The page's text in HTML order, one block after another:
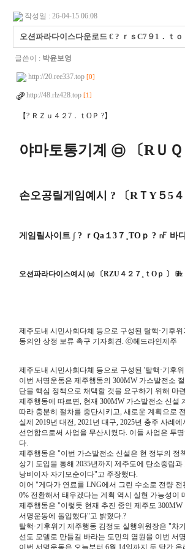
작성일 : 26-04-15 06:08
오션파라다이스다운로드 € ? ｒｓC7９1．ｔ
글쓴이 : 박윤보영
http://20.ree337.top [0]
http://48.rlz428.top [1]
【? ＲＺｕ４２7．ｔOＰ ?】
야마토통기계 ㉤ 〔RＵ
손오공릴게임예시 ? 〔RＴY５5
게임릴사이트 ∫ ? ｒQa１3７¸TOｐ ? ㎋ 바
오션파라다이스예시 ㈅ 〔RZU４２７¸ｔOｐ 〕
제주도내 시민사회다체 등으로 구성된 탈핵·기후
동의안 상정 보류 촉구 기자회견. ⓒ헤드라인제주
제주도내 시민사회다체 등으로 구성된 '탈핵·기후
이번 서명운동은 제주행동의 300MW 가스발전소
단을 핵심 정책으로 채택할 것을 요구하기 위해 마
제주행동에 따르면, 현재 300MW 가스발전소 신설
따라 충분히 절차를 중단시키고, 새로운 계획으로
실제 2019년 대전, 2021년 대구, 2025년 충주 사례
선언함으로써 사업을 무산시켰다. 이들 사업은 투
다.
제주행동은 "이번 가스발전소 신설은 현 정부의 정
상기 도입을 통해 2035년까지 제주도에 탄소중립
낭비이자 자기모순이다"고 주장했다.
이어 "게다가 연료를 LNG에서 그린 수소로 전량
0% 전환해서 태우겠다는 계획 역시 실현 가능성이
제주행동은 "이렇듯 현재 추진 중인 제주도
서명운동에 돌입했다"고 밝혔다.?
탈핵·기후위기 제주행동 김정도 실행위원장은 "차
선도 모델로 만들길 바라는 도민의 염원을 이번 서